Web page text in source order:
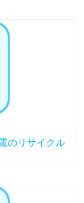
のリサイクル